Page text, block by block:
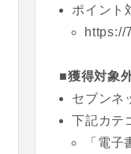
ポイント
https://
■獲得対象
セブンネ
下記カ
「電